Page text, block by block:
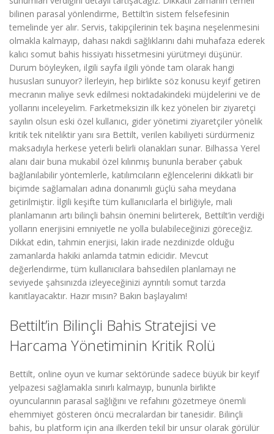
bilinen parasal yönlendirme, Bettilt’in sistem felsefesinin
temelinde yer alır. Servis, takipçilerinin tek başına neşelenmesini
olmakla kalmayıp, dahası nakdi sağlıklarını dahi muhafaza ederek
kalıcı somut bahis hissiyatı hissetmesini yürütmeyi düşünür.
Durum böyleyken, ilgili sayfa ilgili yönde tam olarak hangi
hususları sunuyor? İlerleyin, hep birlikte söz konusu keyif getiren
mecranın maliye sevk edilmesi noktadakindeki müjdelerini ve de
yollarını inceleyelim. Farketmeksizin ilk kez yönelen bir ziyaretçi
sayılın olsun eski özel kullanıcı, gider yönetimi ziyaretçiler yönelik
kritik tek niteliktir yanı sıra Bettilt, verilen kabiliyeti sürdürmeniz
maksadıyla herkese yeterli belirli olanakları sunar. Bilhassa Yerel
alanı dair buna mukabil özel kılınmış bununla beraber çabuk
bağlanılabilir yöntemlerle, katılımcıların eğlencelerini dikkatli bir
biçimde sağlamaları adına donanımlı güçlü saha meydana
getirilmiştir. İlgili keşifte tüm kullanıcılarla el birliğiyle, mali
planlamanın artı bilinçli bahsin önemini belirterek, Bettilt’in verdiği
yolların enerjisini emniyetle ne yolla bulabileceğinizi göreceğiz.
Dikkat edin, tahmin enerjisi, lakin irade nezdinizde olduğu
zamanlarda hakiki anlamda tatmin edicidir. Mevcut
değerlendirme, tüm kullanıcılara bahsedilen planlamayı ne
seviyede şahsınızda izleyeceğinizi ayrıntılı somut tarzda
kanıtlayacaktır. Hazır mısın? Bakın başlayalım!
Bettilt’in Bilinçli Bahis Stratejisi ve
Harcama Yönetiminin Kritik Rolü
Bettilt, online oyun ve kumar sektöründe sadece büyük bir keyif
yelpazesi sağlamakla sınırlı kalmayıp, bununla birlikte
oyuncularının parasal sağlığını ve refahını gözetmeye önemli
ehemmiyet gösteren öncü mecralardan bir tanesidir. Bilinçli
bahis, bu platform için ana ilkerden tekil bir unsur olarak görülür